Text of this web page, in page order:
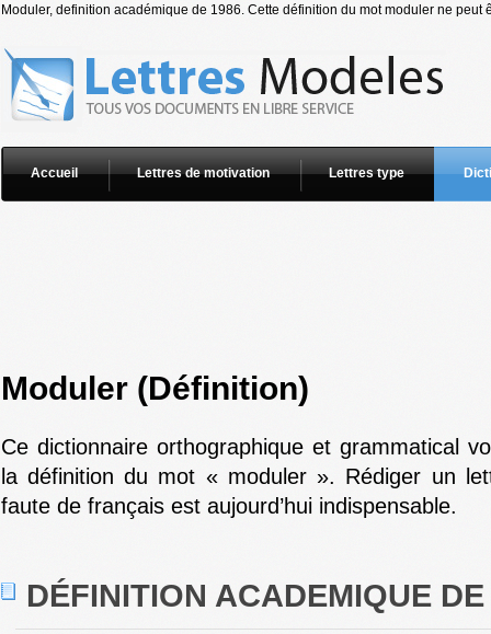
Moduler, definition académique de 1986. Cette définition du mot moduler ne peut
Accueil Lettres de motivation Lettres type
Moduler (Définition)
Ce dictionnaire orthographique et grammatical
la définition du mot « moduler ». Rédiger un
faute de français est aujourd’hui indispensable.
DÉFINITION ACADEMIQUE